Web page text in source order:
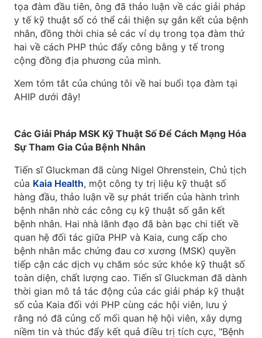
tọa đàm đầu tiên, ông đã thảo luận về các giải pháp
y tế kỹ thuật số có thể cải thiện sự gắn kết của bệnh
nhân, đồng thời chia sẻ các ví dụ trong tọa đàm thứ
hai về cách PHP thúc đẩy công bằng y tế trong
cộng đồng địa phương của mình.
Xem tóm tắt của chúng tôi về hai buổi tọa đàm tại
AHIP dưới đây!
Các Giải Pháp MSK Kỹ Thuật Số Để Cách Mạng Hóa
Sự Tham Gia Của Bệnh Nhân
Tiến sĩ Gluckman đã cùng Nigel Ohrenstein, Chủ tịch
của Kaia Health, một công ty trị liệu kỹ thuật số
hàng đầu, thảo luận về sự phát triển của hành trình
bệnh nhân nhờ các công cụ kỹ thuật số gắn kết
bệnh nhân. Hai nhà lãnh đạo đã bàn bạc chi tiết về
quan hệ đối tác giữa PHP và Kaia, cung cấp cho
bệnh nhân mắc chứng đau cơ xương (MSK) quyền
tiếp cận các dịch vụ chăm sóc sức khỏe kỹ thuật số
toàn diện, chất lượng cao. Tiến sĩ Gluckman đã dành
thời gian mô tả tác động của các giải pháp kỹ thuật
số của Kaia đối với PHP cùng các hội viên, lưu ý
rằng nó đã củng cố mối quan hệ hội viên, xây dựng
niềm tin và thúc đẩy kết quả điều trị tích cực, "Bệnh